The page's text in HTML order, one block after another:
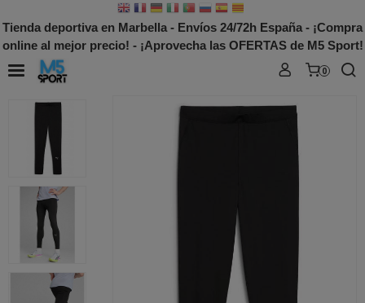
Tienda deportiva en Marbella - Envíos 24/72h España - ¡Compra
online al mejor precio! - ¡Aprovecha las OFERTAS de M5 Sport!
0